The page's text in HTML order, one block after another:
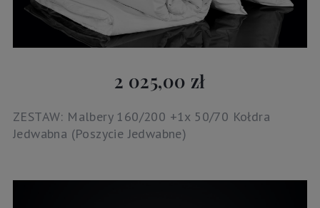
2 025,00 zł
ZESTAW: Malbery 160/200 +1x 50/70 Kołdra
Jedwabna (Poszycie Jedwabne)